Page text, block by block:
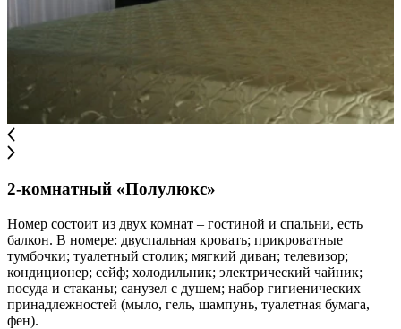
2-комнатный «Полулюкс»
Номер состоит из двух комнат – гостиной и спальни, есть
балкон. В номере: двуспальная кровать; прикроватные
тумбочки; туалетный столик; мягкий диван; телевизор;
кондиционер; сейф; холодильник; электрический чайник;
посуда и стаканы; санузел с душем; набор гигиенических
принадлежностей (мыло, гель, шампунь, туалетная бумага,
фен).